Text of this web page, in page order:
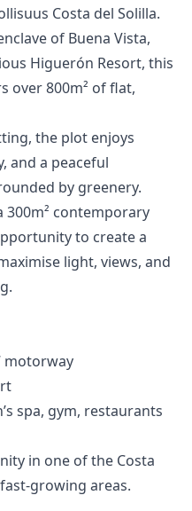
‌Costa ‌del ‌Solilla.
of Buena Vista,
Higuerón Resort, this
over 800m² of flat,
the plot enjoys
and a peaceful
by greenery.
contemporary
to create a
light, views, and
‌motorway
spa, ‌gym, ‌restaurants
‌in one ‌of the Costa
growing ‌areas.